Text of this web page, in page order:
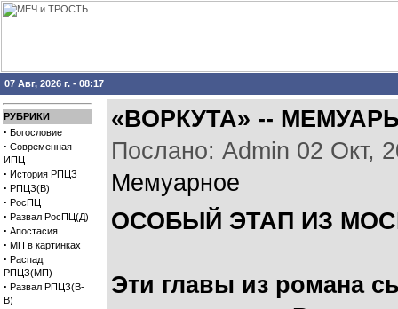
07 Авг, 2026 г. - 08:17
РУБРИКИ
· Богословие
· Современная
ИПЦ
· История РПЦЗ
· РПЦЗ(В)
· РосПЦ
· Развал РосПЦ(Д)
· Апостасия
· МП в картинках
· Распад
РПЦЗ(МП)
· Развал РПЦЗ(В-
В)
«ВОРКУТА» --
Послано: Admin 02 Окт,
Мемуарное
ОСОБЫЙ ЭТАП ИЗ
Эти главы из романа